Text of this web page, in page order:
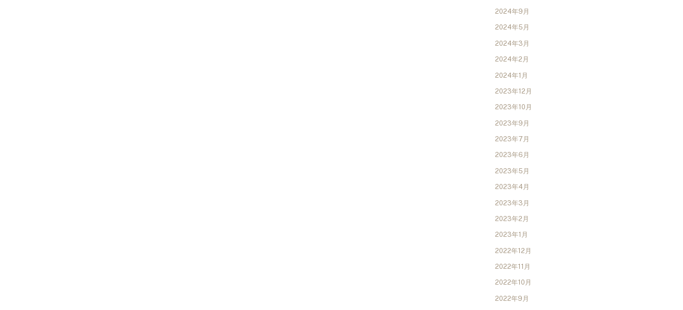
2024年9月
2024年5月
2024年3月
2024年2月
2024年1月
2023年12月
2023年10月
2023年9月
2023年7月
2023年6月
2023年5月
2023年4月
2023年3月
2023年2月
2023年1月
2022年12月
2022年11月
2022年10月
2022年9月